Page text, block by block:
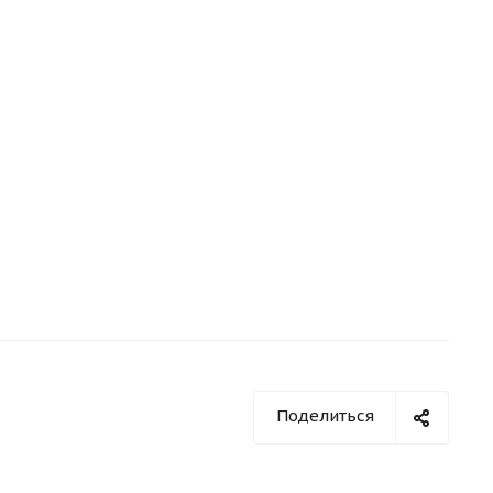
Поделиться